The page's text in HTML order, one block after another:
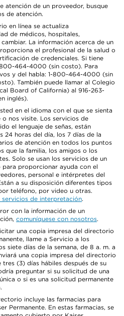
atención de un proveedor, busque
de atención.
en línea se actualiza
de médicos, hospitales,
La información acerca de un
el profesional de la salud o
de credenciales. Si tiene
464-4000 (sin costo). Para
y del habla: 1-800-464-4000 (sin
También puede llamar al Colegio
Board of California) al 916-263-
inglés).
en el idioma con el que se sienta
nos visite. Los servicios de
el lenguaje de señas, están
24 horas del día, los 7 días de la
de atención en todos los puntos
que la familia, los amigos o los
Solo se usan los servicios de un
proporcionar ayuda con el
personal e intérpretes del
a su disposición diferentes tipos
teléfono, por video u otras.
de interpretación.
con la información de un
comuníquese con nosotros.
una copia impresa del directorio
llame a Servicio a los
siete días de la semana, de 8 a. m. a
una copia impresa del directorio
(3) días hábiles después de su
preguntar si su solicitud de una
o si es una solicitud permanente
incluye las farmacias para
Permanente. En estas farmacias, se